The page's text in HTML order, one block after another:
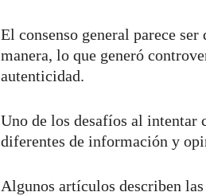
El consenso general parece
manera, lo que generó
autenticidad.
Uno de los desafíos al intentar
diferentes de información y
Algunos artículos describen